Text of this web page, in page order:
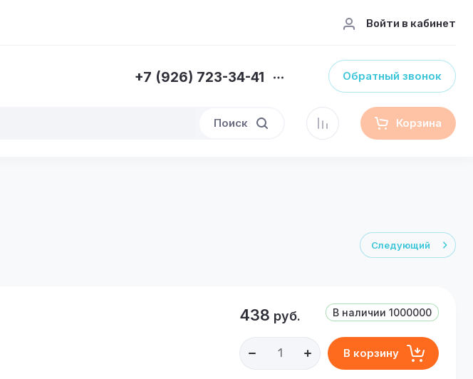
Войти в кабинет
+7 (926) 723-34-41 Обратный звонок
Поиск Корзина
Следующий
В наличии 1000000
438 руб.
В корзину